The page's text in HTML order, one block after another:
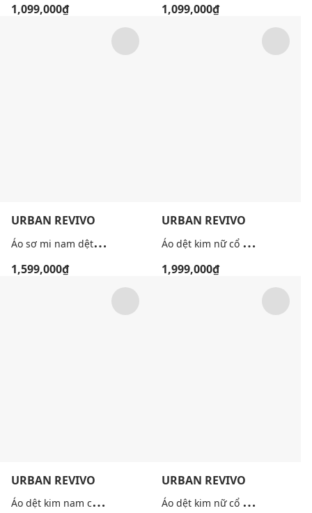
1,099,000₫ 1,099,000₫
URBAN REVIVO
Á
o sơ mi nam dệt kim tay ngắn kẻ sọc
1,599,000₫
URBAN REVIVO
Á
o dệt kim nữ cổ bẻ tay lửng phối túi
1,999,000₫
URBAN REVIVO
Á
o dệt kim nam cổ tròn tay ngắn kẻ sọc
URBAN REVIVO
Á
o dệt kim nữ cổ tròn tay ngắn phom ôm